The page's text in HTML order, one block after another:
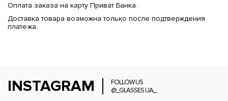
Оплата заказа на карту Приват Банка.
Доставка товара возможна только после подтверждения
платежа.
INSTAGRAM
FOLLOW US
@_GLASSES.UA_